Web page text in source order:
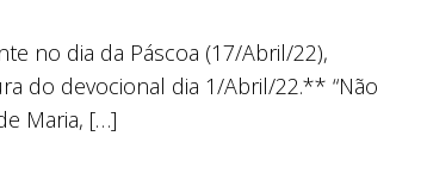
no dia da Páscoa (17/Abril/22),
do devocional dia 1/Abril/22.** “Não
Maria, […]